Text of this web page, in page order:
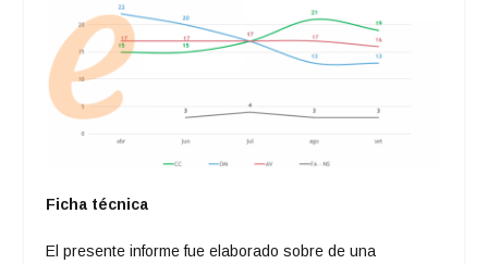
Ficha técnica
El presente informe fue elaborado sobre de una